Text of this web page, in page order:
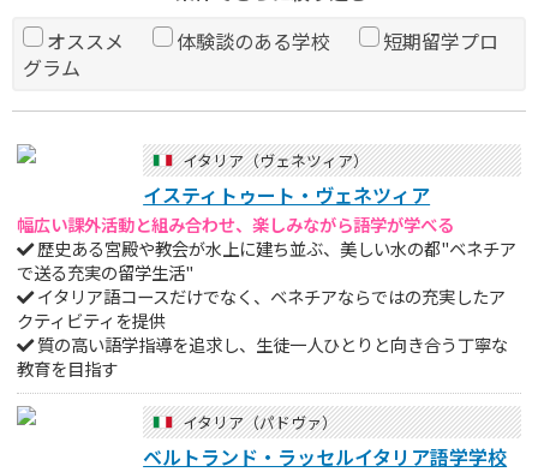
オススメ
体験談のある学校
短期留学プロ
グラム
イタリア（ヴェネツィア）
イスティトゥート・ヴェネツィア
幅広い課外活動と組み合わせ、楽しみながら語学が学べる
歴史ある宮殿や教会が水上に建ち並ぶ、美しい水の都"ベネチア
で送る充実の留学生活"
イタリア語コースだけでなく、ベネチアならではの充実したア
クティビティを提供
質の高い語学指導を追求し、生徒一人ひとりと向き合う丁寧な
教育を目指す
イタリア（パドヴァ）
ベルトランド・ラッセルイタリア語学学校